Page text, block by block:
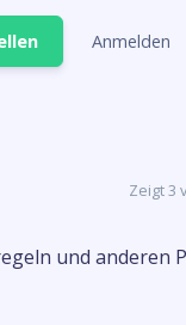
Anmelden
Zeigt 3
und anderen